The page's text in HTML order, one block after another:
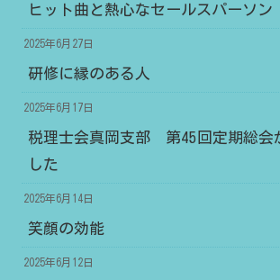
ヒット曲と熱心なセールスパーソン
2025年6月27日
研修に縁のある人
2025年6月17日
税理士会真岡支部 第45回定期総会
した
2025年6月14日
笑顔の効能
2025年6月12日